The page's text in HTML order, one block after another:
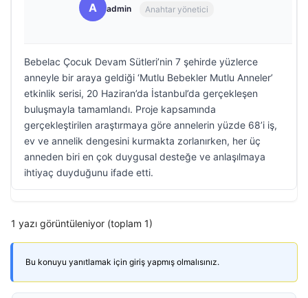
A admin Anahtar yönetici
Bebelac Çocuk Devam Sütleri’nin 7 şehirde yüzlerce
anneyle bir araya geldiği ‘Mutlu Bebekler Mutlu Anneler’
etkinlik serisi, 20 Haziran’da İstanbul’da gerçekleşen
buluşmayla tamamlandı. Proje kapsamında
gerçekleştirilen araştırmaya göre annelerin yüzde 68’i iş,
ev ve annelik dengesini kurmakta zorlanırken, her üç
anneden biri en çok duygusal desteğe ve anlaşılmaya
ihtiyaç duyduğunu ifade etti.
1 yazı görüntüleniyor (toplam 1)
Bu konuyu yanıtlamak için giriş yapmış olmalısınız.